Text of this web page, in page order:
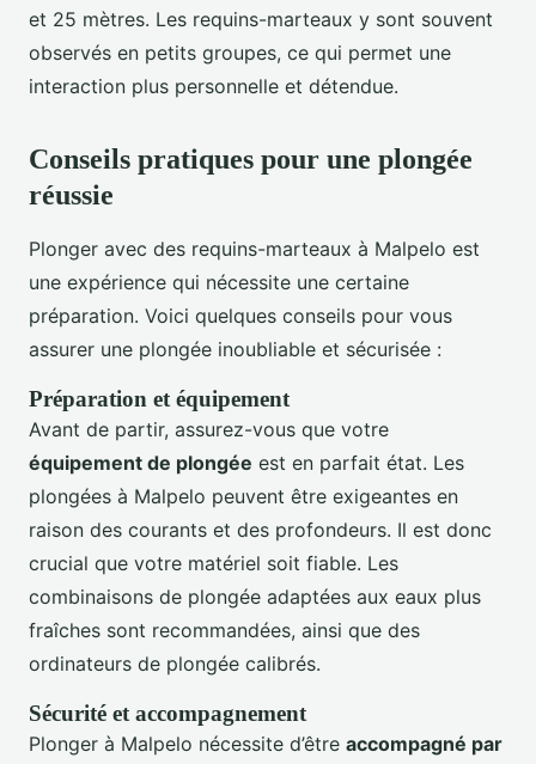
et 25 mètres. Les requins-marteaux y sont souvent
observés en petits groupes, ce qui permet une
interaction plus personnelle et détendue.
Conseils pratiques pour une plongée
réussie
Plonger avec des requins-marteaux à Malpelo est
une expérience qui nécessite une certaine
préparation. Voici quelques conseils pour vous
assurer une plongée inoubliable et sécurisée :
Préparation et équipement
Avant de partir, assurez-vous que votre
équipement de plongée est en parfait état. Les
plongées à Malpelo peuvent être exigeantes en
raison des courants et des profondeurs. Il est donc
crucial que votre matériel soit fiable. Les
combinaisons de plongée adaptées aux eaux plus
fraîches sont recommandées, ainsi que des
ordinateurs de plongée calibrés.
Sécurité et accompagnement
Plonger à Malpelo nécessite d’être accompagné par